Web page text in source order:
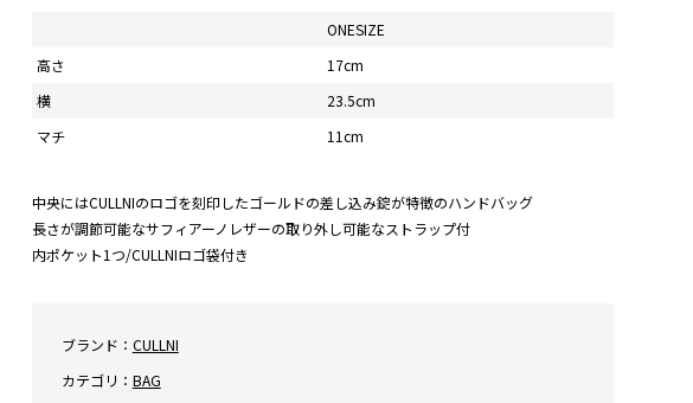
高さ
横
マチ
ONESIZE
17cm
23.5cm
11cm
中央にはCULLNIのロゴを刻印したゴールドの差し込み錠が特徴のハンドバッグ
長さが調節可能なサフィアーノレザーの取り外し可能なストラップ付
内ポケット1つ/CULLNIロゴ袋付き
ブランド： CULLNI
カテゴリ： BAG